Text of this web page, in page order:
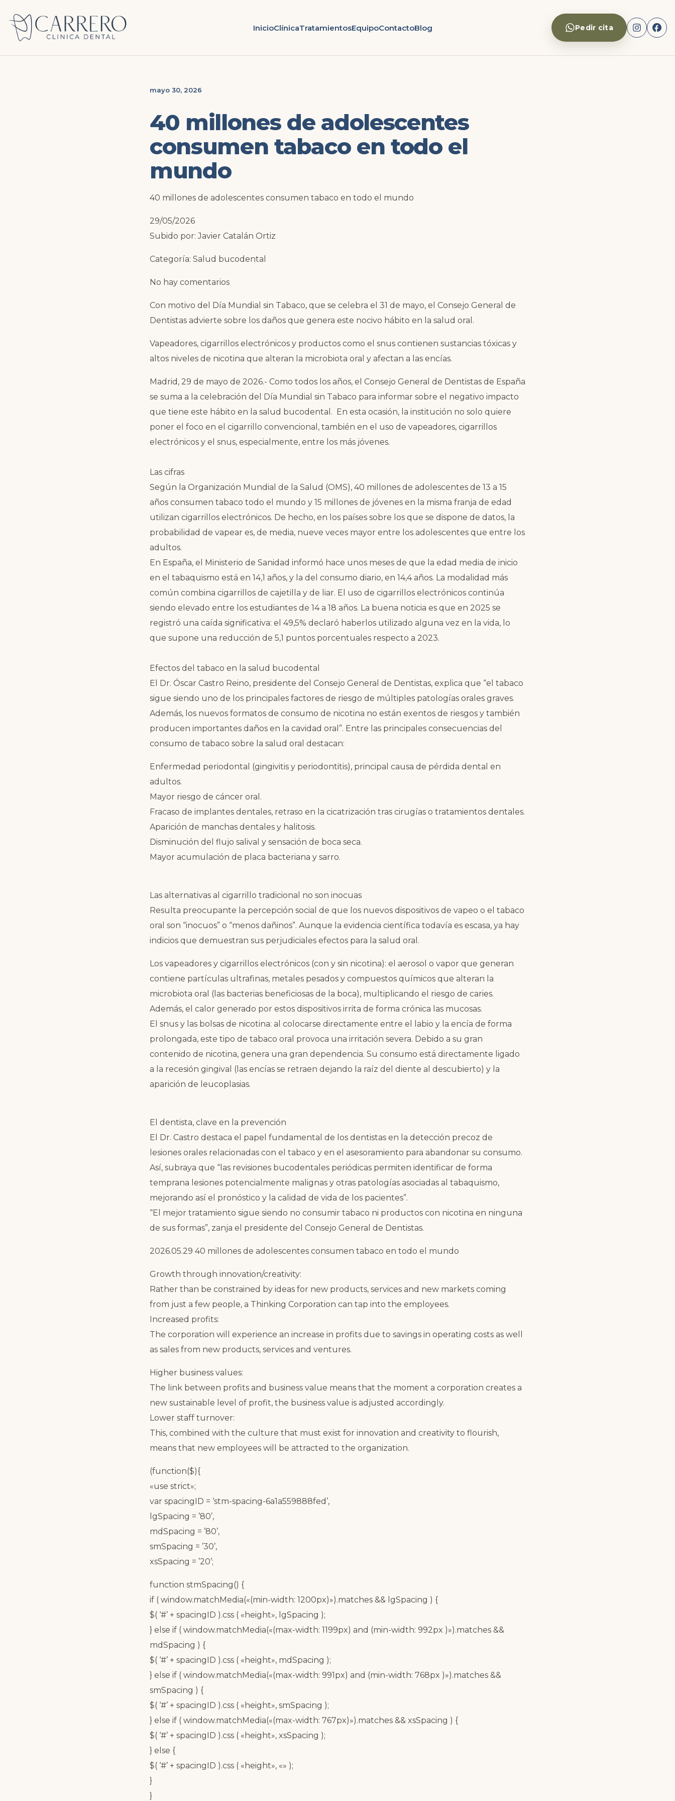
InicioClínicaTratamientosEquipoContactoBlog Pedir cita
mayo 30, 2026
40 millones de adolescentes
consumen tabaco en todo el
mundo
40 millones de adolescentes consumen tabaco en todo el mundo
29/05/2026
Subido por: Javier Catalán Ortiz
Categoría: Salud bucodental
No hay comentarios
Con motivo del Día Mundial sin Tabaco, que se celebra el 31 de mayo, el Consejo General de
Dentistas advierte sobre los daños que genera este nocivo hábito en la salud oral.
Vapeadores, cigarrillos electrónicos y productos como el snus contienen sustancias tóxicas y
altos niveles de nicotina que alteran la microbiota oral y afectan a las encías.
Madrid, 29 de mayo de 2026.- Como todos los años, el Consejo General de Dentistas de España
se suma a la celebración del Día Mundial sin Tabaco para informar sobre el negativo impacto
que tiene este hábito en la salud bucodental. En esta ocasión, la institución no solo quiere
poner el foco en el cigarrillo convencional, también en el uso de vapeadores, cigarrillos
electrónicos y el snus, especialmente, entre los más jóvenes.
Las cifras
Según la Organización Mundial de la Salud (OMS), 40 millones de adolescentes de 13 a 15
años consumen tabaco todo el mundo y 15 millones de jóvenes en la misma franja de edad
utilizan cigarrillos electrónicos. De hecho, en los países sobre los que se dispone de datos, la
probabilidad de vapear es, de media, nueve veces mayor entre los adolescentes que entre los
adultos.
En España, el Ministerio de Sanidad informó hace unos meses de que la edad media de inicio
en el tabaquismo está en 14,1 años, y la del consumo diario, en 14,4 años. La modalidad más
común combina cigarrillos de cajetilla y de liar. El uso de cigarrillos electrónicos continúa
siendo elevado entre los estudiantes de 14 a 18 años. La buena noticia es que en 2025 se
registró una caída significativa: el 49,5% declaró haberlos utilizado alguna vez en la vida, lo
que supone una reducción de 5,1 puntos porcentuales respecto a 2023.
Efectos del tabaco en la salud bucodental
El Dr. Óscar Castro Reino, presidente del Consejo General de Dentistas, explica que “el tabaco
sigue siendo uno de los principales factores de riesgo de múltiples patologías orales graves.
Además, los nuevos formatos de consumo de nicotina no están exentos de riesgos y también
producen importantes daños en la cavidad oral”. Entre las principales consecuencias del
consumo de tabaco sobre la salud oral destacan:
Enfermedad periodontal (gingivitis y periodontitis), principal causa de pérdida dental en
adultos.
Mayor riesgo de cáncer oral.
Fracaso de implantes dentales, retraso en la cicatrización tras cirugías o tratamientos dentales.
Aparición de manchas dentales y halitosis.
Disminución del flujo salival y sensación de boca seca.
Mayor acumulación de placa bacteriana y sarro.
Las alternativas al cigarrillo tradicional no son inocuas
Resulta preocupante la percepción social de que los nuevos dispositivos de vapeo o el tabaco
oral son “inocuos” o “menos dañinos”. Aunque la evidencia científica todavía es escasa, ya hay
indicios que demuestran sus perjudiciales efectos para la salud oral.
Los vapeadores y cigarrillos electrónicos (con y sin nicotina): el aerosol o vapor que generan
contiene partículas ultrafinas, metales pesados y compuestos químicos que alteran la
microbiota oral (las bacterias beneficiosas de la boca), multiplicando el riesgo de caries.
Además, el calor generado por estos dispositivos irrita de forma crónica las mucosas.
El snus y las bolsas de nicotina: al colocarse directamente entre el labio y la encía de forma
prolongada, este tipo de tabaco oral provoca una irritación severa. Debido a su gran
contenido de nicotina, genera una gran dependencia. Su consumo está directamente ligado
a la recesión gingival (las encías se retraen dejando la raíz del diente al descubierto) y la
aparición de leucoplasias.
El dentista, clave en la prevención
El Dr. Castro destaca el papel fundamental de los dentistas en la detección precoz de
lesiones orales relacionadas con el tabaco y en el asesoramiento para abandonar su consumo.
Así, subraya que “las revisiones bucodentales periódicas permiten identificar de forma
temprana lesiones potencialmente malignas y otras patologías asociadas al tabaquismo,
mejorando así el pronóstico y la calidad de vida de los pacientes”.
“El mejor tratamiento sigue siendo no consumir tabaco ni productos con nicotina en ninguna
de sus formas”, zanja el presidente del Consejo General de Dentistas.
2026.05.29 40 millones de adolescentes consumen tabaco en todo el mundo
Growth through innovation/creativity:
Rather than be constrained by ideas for new products, services and new markets coming
from just a few people, a Thinking Corporation can tap into the employees.
Increased profits:
The corporation will experience an increase in profits due to savings in operating costs as well
as sales from new products, services and ventures.
Higher business values:
The link between profits and business value means that the moment a corporation creates a
new sustainable level of profit, the business value is adjusted accordingly.
Lower staff turnover:
This, combined with the culture that must exist for innovation and creativity to flourish,
means that new employees will be attracted to the organization.
(function($){
«use strict»;
var spacingID = ‘stm-spacing-6a1a559888fed’,
lgSpacing = ’80’,
mdSpacing = ’80’,
smSpacing = ’30’,
xsSpacing = ’20’;
function stmSpacing() {
if ( window.matchMedia(«(min-width: 1200px)»).matches && lgSpacing ) {
$( ‘#’ + spacingID ).css ( «height», lgSpacing );
} else if ( window.matchMedia(«(max-width: 1199px) and (min-width: 992px )»).matches &&
mdSpacing ) {
$( ‘#’ + spacingID ).css ( «height», mdSpacing );
} else if ( window.matchMedia(«(max-width: 991px) and (min-width: 768px )»).matches &&
smSpacing ) {
$( ‘#’ + spacingID ).css ( «height», smSpacing );
} else if ( window.matchMedia(«(max-width: 767px)»).matches && xsSpacing ) {
$( ‘#’ + spacingID ).css ( «height», xsSpacing );
} else {
$( ‘#’ + spacingID ).css ( «height», «» );
}
}